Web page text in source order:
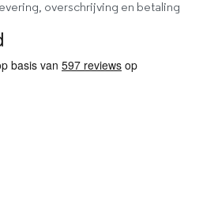
overschrijving en betaling